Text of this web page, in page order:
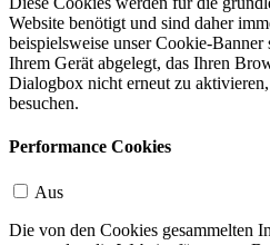
Website benötigt und sind daher
beispielsweise unser Cookie-
Ihrem Gerät abgelegt, das Ihren
Dialogbox nicht erneut zu
besuchen.
Performance Cookies
Aus
Die von den Cookies gesammelten